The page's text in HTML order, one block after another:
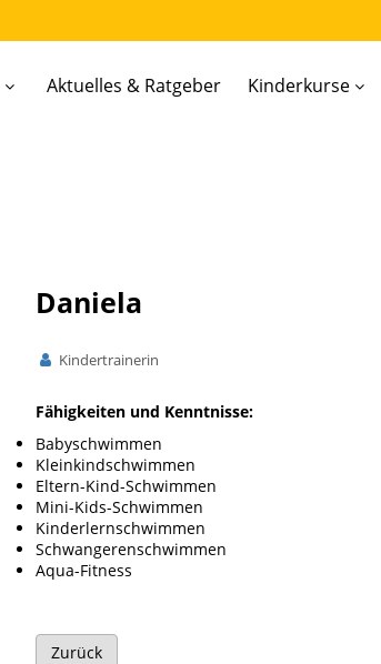
Aktuelles & Ratgeber Kinderkurse
Daniela
Kindertrainerin
Fähigkeiten und Kenntnisse:
Babyschwimmen
Kleinkindschwimmen
Eltern-Kind-Schwimmen
Mini-Kids-Schwimmen
Kinderlernschwimmen
Schwangerenschwimmen
Aqua-Fitness
Zurück